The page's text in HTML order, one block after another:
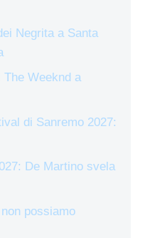
Negrita a Santa
Weeknd a
di Sanremo 2027:
De Martino svela
possiamo